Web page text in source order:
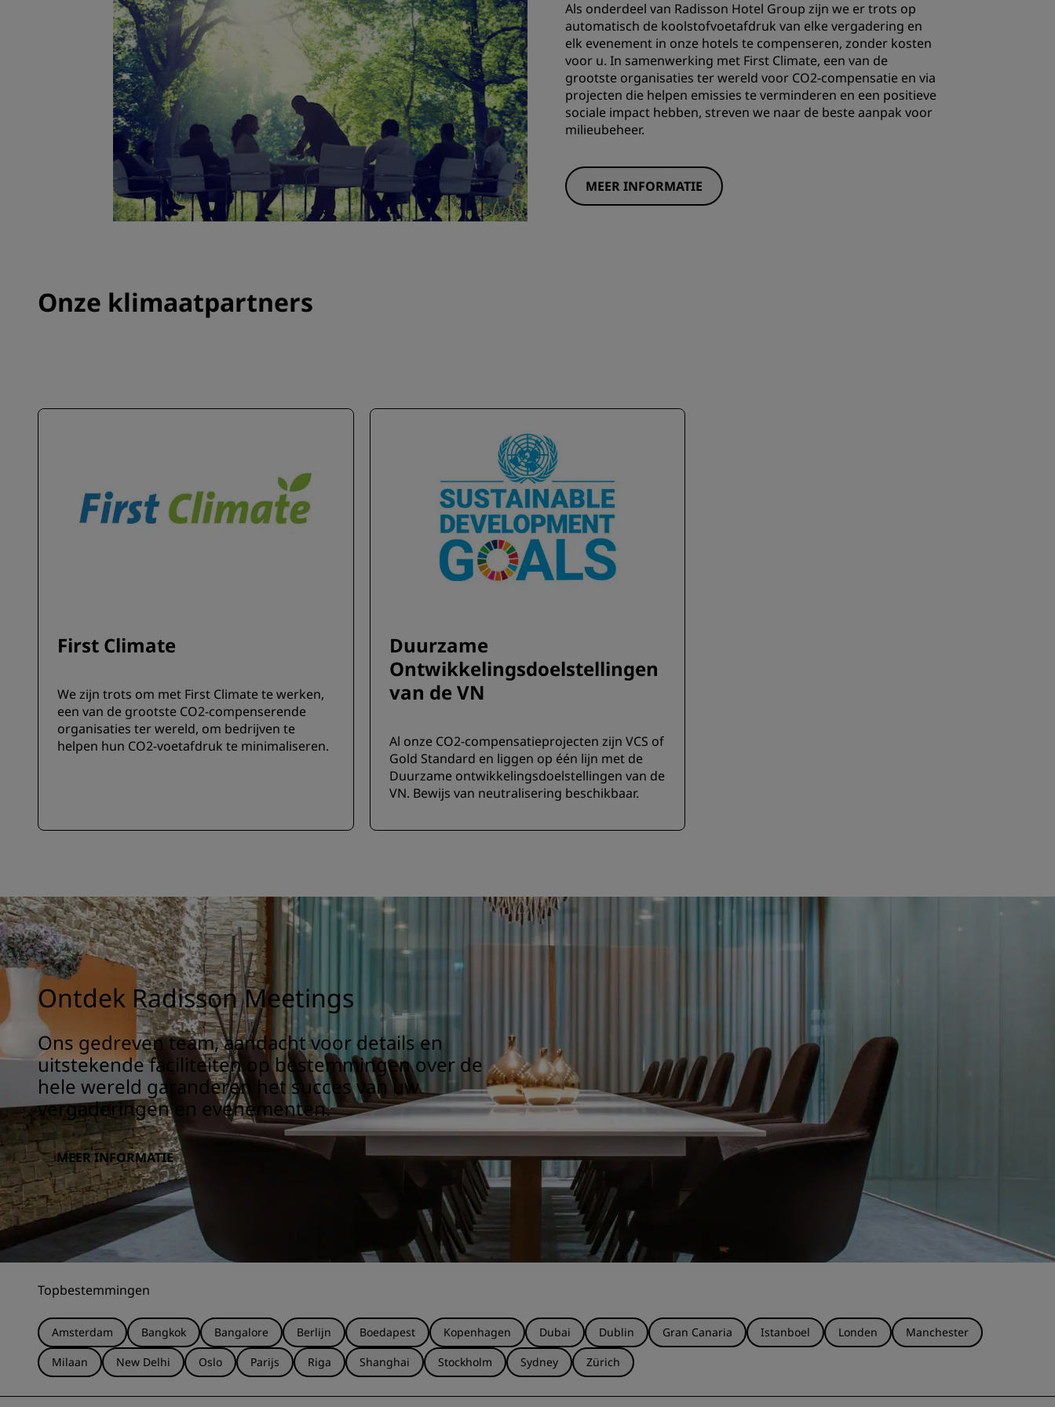
INSCHRIJVEN
Als onderdeel van Radisson Hotel Group zijn we er trots op
automatisch de koolstofvoetafdruk van elke vergadering en
elk evenement in onze hotels te compenseren, zonder kosten
voor u. In samenwerking met First Climate, een van de
grootste organisaties ter wereld voor CO2-compensatie en via
projecten die helpen emissies te verminderen en een positieve
sociale impact hebben, streven we naar de beste aanpak voor
milieubeheer.
MEER INFORMATIE
Onze klimaatpartners
First Climate
We zijn trots om met First Climate te werken,
een van de grootste CO2-compenserende
organisaties ter wereld, om bedrijven te
helpen hun CO2-voetafdruk te minimaliseren.
Duurzame
Ontwikkelingsdoelstellingen
van de VN
Al onze CO2-compensatieprojecten zijn VCS of
Gold Standard en liggen op één lijn met de
Duurzame ontwikkelingsdoelstellingen van de
VN. Bewijs van neutralisering beschikbaar.
Ontdek Radisson Meetings
Ons gedreven team, aandacht voor details en
uitstekende faciliteiten op bestemmingen over de
hele wereld garanderen het succes van uw
vergaderingen en evenementen.
MEER INFORMATIE
Topbestemmingen
Amsterdam Bangkok Bangalore Berlijn Boedapest Kopenhagen Dubai Dublin Gran Canaria Istanboel Londen
Manchester
Milaan
New Delhi Oslo Parijs Riga Shanghai Stockholm Sydney Zürich